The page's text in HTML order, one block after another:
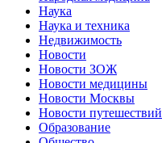
Наука
Наука и техника
Недвижимость
Новости
Новости ЗОЖ
Новости медицины
Новости Москвы
Новости путешествий
Образование